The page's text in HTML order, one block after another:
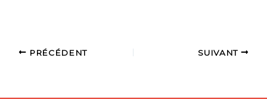
concerne les Poussins,
s'inscrire sur…
PRÉCÉDENT SUIVANT